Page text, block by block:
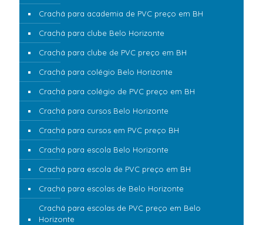
Crachá para academia de PVC preço em BH
Crachá para clube Belo Horizonte
Crachá para clube de PVC preço em BH
Crachá para colégio Belo Horizonte
Crachá para colégio de PVC preço em BH
Crachá para cursos Belo Horizonte
Crachá para cursos em PVC preço BH
Crachá para escola Belo Horizonte
Crachá para escola de PVC preço em BH
Crachá para escolas de Belo Horizonte
Crachá para escolas de PVC preço em Belo
Horizonte